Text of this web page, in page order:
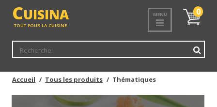
CUISINA
TOUT POUR LA CUISINE
MENU
Mon
panier
0
Accueil Tous les produits Thématiques